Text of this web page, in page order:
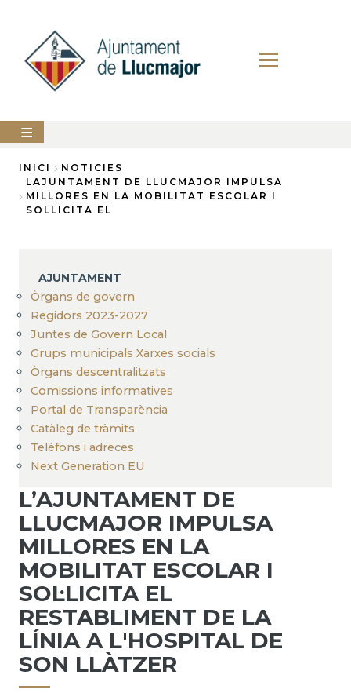
contingut
AJUNTAMENT
LLUCMAJOR
PERFIL
DEL
CONTRACTANT
ANUNCIS
Fil
d'Ariadna
INICI
NOTICIES
LAJUNTAMENT DE LLUCMAJOR IMPULSA
MILLORES EN LA MOBILITAT ESCOLAR I
SOLLICITA EL
AJUNTAMENT
Òrgans de govern
Regidors 2023-2027
Juntes de Govern Local
Grups municipals Xarxes socials
Òrgans descentralitzats
Comissions informatives
Portal de Transparència
Catàleg de tràmits
Telèfons i adreces
Next Generation EU
L’AJUNTAMENT DE
LLUCMAJOR IMPULSA
MILLORES EN LA
MOBILITAT ESCOLAR I
SOL·LICITA EL
RESTABLIMENT DE LA
LÍNIA A L'HOSPITAL DE
SON LLÀTZER